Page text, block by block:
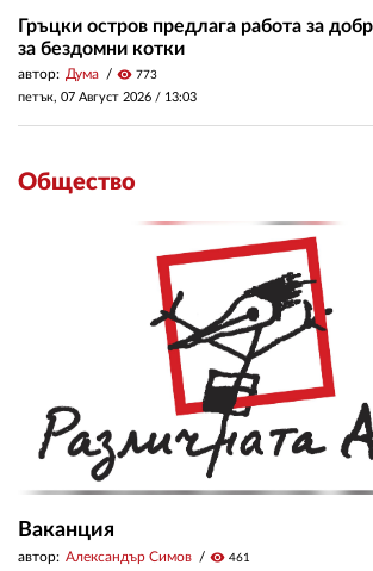
Гръцки остров предлага работа за
за бездомни котки
автор: Дума visibility 773
петък, 07 Август 2026 / 13:03
Общество
Ваканция
автор: Александър Симов visibility 461